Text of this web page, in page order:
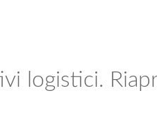
logistici.